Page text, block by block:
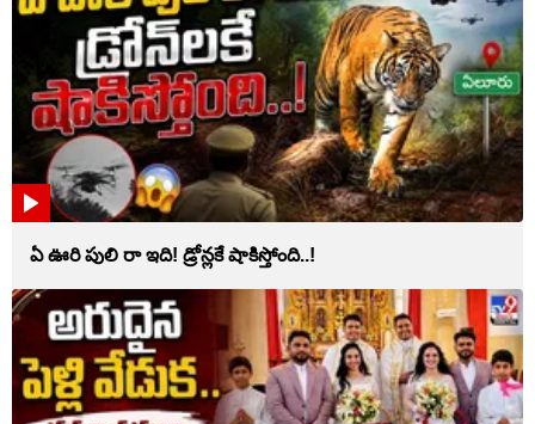
ఏ ఊరి పులి రా ఇది! డ్రోన్లకే షాకిస్తోంది..!